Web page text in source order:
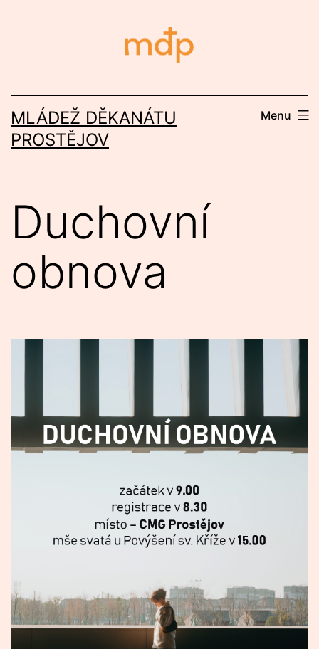
MLÁDEŽ DĚKANÁTU
PROSTĚJOV
Menu
Duchovní
obnova